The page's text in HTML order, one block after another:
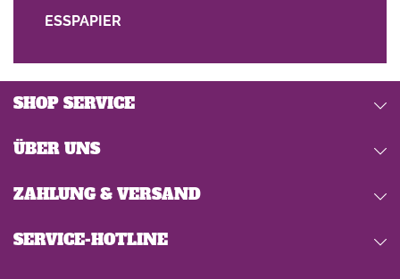
ESSPAPIER
SERVICE-HOTLINE
SHOP SERVICE
ÜBER UNS
ZAHLUNG & VERSAND